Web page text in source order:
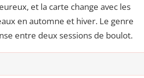
et la carte change avec les
en automne et hiver. Le genre
entre deux sessions de boulot.